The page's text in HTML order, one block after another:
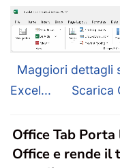
Maggiori dettagli
Excel...
Scarica
Office Tab
Office e rende